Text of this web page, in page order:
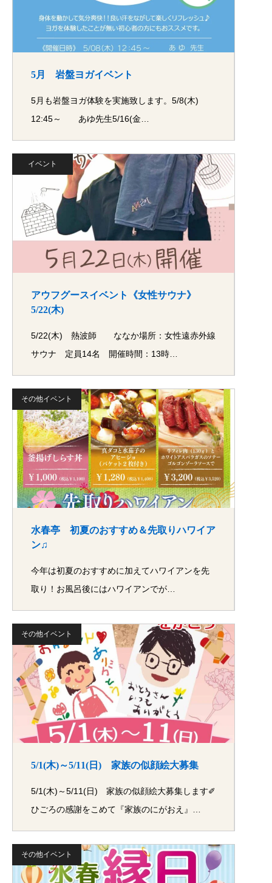
5月 岩盤ヨガイベント
5月も岩盤ヨガ体験を実施致します。5/8(木)
12:45～ あゆ先生5/16(金…
イベント
アウフグースイベント《女性サウナ》
5/22(木)
5/22(木) 熱波師 ななか場所：女性遠赤外線
サウナ 定員14名 開催時間：13時…
その他イベント
水春亭 初夏のおすすめ＆先取りハワイア
ン♫
今年は初夏のおすすめに加えてハワイアンを先
取り！お風呂後にはハワイアンでが…
その他イベント
5/1(木)～5/11(日) 家族の似顔絵大募集
5/1(木)～5/11(日) 家族の似顔絵大募集します✐
ひごろの感謝をこめて『家族のにがおえ』…
その他イベント